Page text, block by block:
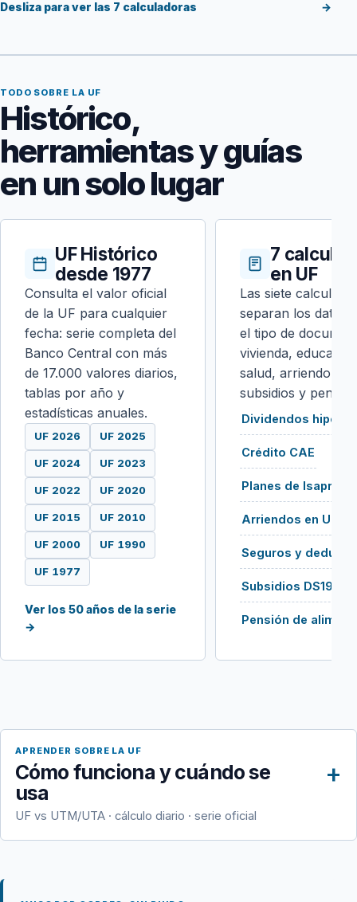
Desliza para ver las 7 calculadoras →
TODO SOBRE LA UF
Histórico,
herramientas y guías
en un solo lugar
UF Histórico
desde 1977
Consulta el valor oficial
de la UF para cualquier
fecha: serie completa del
Banco Central con más
de 17.000 valores diarios,
tablas por año y
estadísticas anuales.
UF 2026 UF 2025
UF 2024 UF 2023
UF 2022 UF 2020
UF 2015 UF 2010
UF 2000 UF 1990
UF 1977
Ver los 50 años de la serie
→
7
en UF
Las siete
separan los datos
el tipo de
vivienda,
salud, arriendo,
subsidios y
Dividendos
Crédito CAE
Planes de Isapre
Arriendos en UF
Seguros y
Subsidios DS19 /
Pensión de
APRENDER SOBRE LA UF
Cómo funciona y cuándo se
usa
UF vs UTM/UTA · cálculo diario · serie oficial